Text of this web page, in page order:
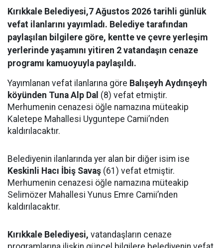
Kırıkkale Belediyesi,7 Ağustos 2026 tarihli günlük
vefat ilanlarını yayımladı. Belediye tarafından
paylaşılan bilgilere göre, kentte ve çevre yerleşim
yerlerinde yaşamını yitiren 2 vatandaşın cenaze
programı kamuoyuyla paylaşıldı.
Yayımlanan vefat ilanlarına göre Balışeyh Aydınşeyh
köyünden Tuna Alp Dal (8) vefat etmiştir.
Merhumenin cenazesi öğle namazına müteakip
Kaletepe Mahallesi Uyguntepe Camii’nden
kaldırılacaktır.
Belediyenin ilanlarında yer alan bir diğer isim ise
Keskinli Hacı İbiş Savaş (61) vefat etmiştir.
Merhumenin cenazesi öğle namazına müteakip
Selimözer Mahallesi Yunus Emre Camii’nden
kaldırılacaktır.
Kırıkkale Belediyesi, vatandaşların cenaze